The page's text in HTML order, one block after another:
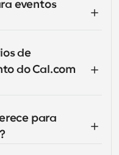
eventos
de
do Cal.com
para